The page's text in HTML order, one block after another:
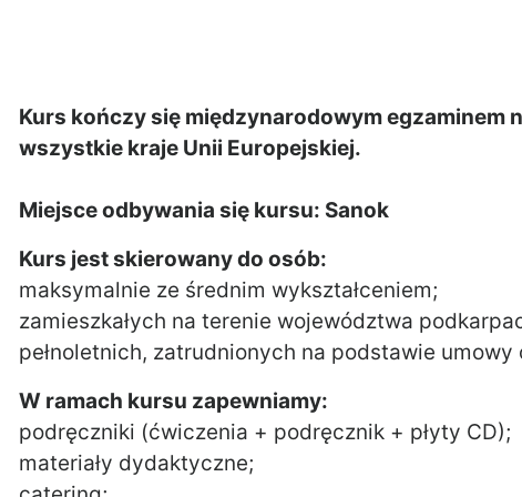
Kurs kończy się międzynarodowym egzaminem
wszystkie kraje Unii Europejskiej.
Miejsce odbywania się kursu: Sanok
Kurs jest skierowany do osób:
maksymalnie ze średnim wykształceniem;
zamieszkałych na terenie województwa
pełnoletnich, zatrudnionych na podstawie
W ramach kursu zapewniamy:
podręczniki (ćwiczenia + podręcznik + płyty CD);
materiały dydaktyczne;